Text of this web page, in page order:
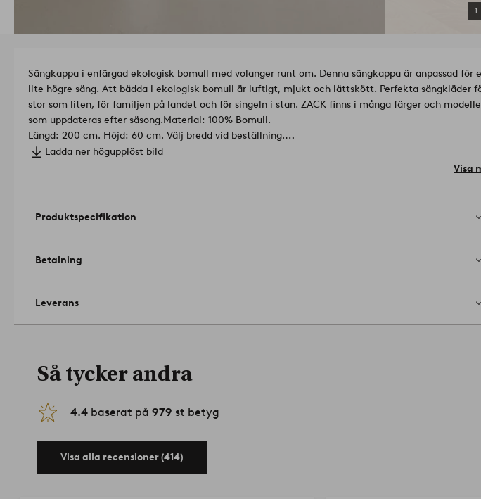
1
Sängkappa i enfärgad ekologisk bomull med volanger runt om. Denna sängkappa är anpassad för
lite högre säng. Att bädda i ekologisk bomull är luftigt, mjukt och lättskött. Perfekta sängkläder
stor som liten, för familjen på landet och för singeln i stan. ZACK finns i många färger och
som uppdateras efter säsong.
Material: 100% Bomull.
Längd: 200 cm. Höjd: 60 cm. Välj bredd vid beställning.
Trådtäthet: 144.0 TC. (Trådantalet avser antalet trådar, trådantal, per kvadratcentimeter i ett tyg.
Maskintvätt 60°. Använd inte blekmedel. Torktumla i
Tvättas med avigsidan ut. Krympning max 5 %.Artikelnummer: 1528362-04
Ladda ner högupplöst bild
Visa
Produktspecifikation
Betalning
Leverans
Så tycker andra
4.4 baserat på 979 st betyg
Visa alla recensioner (414)